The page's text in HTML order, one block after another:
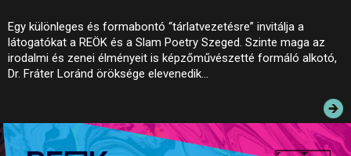
INFORMÁCIÓK
KONFERENCIA
ELÉRHETŐSÉG
Egy különleges és formabontó “tárlatvezetésre” invitálja a
látogatókat a REÖK és a Slam Poetry Szeged. Szinte maga az
irodalmi és zenei élményeit is képzőművészetté formáló alkotó,
Dr. Fráter Loránd öröksége elevenedik…